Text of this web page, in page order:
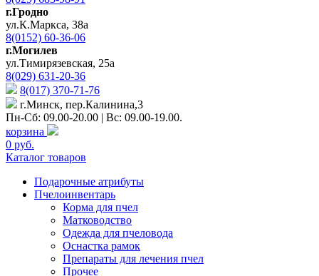
г.Гродно
ул.К.Маркса, 38а
8(0152) 60-36-06
г.Могилев
ул.Тимирязевская, 25а
8(029) 631-20-36
8(017) 370-71-76
г.Минск, пер.Калинина,3
Пн-Сб: 09.00-20.00 | Вс: 09.00-19.00.
корзина
0 руб.
Каталог товаров
Подарочные атрибуты
Пчелоинвентарь
Корма для пчел
Матководство
Одежда для пчеловода
Оснастка рамок
Препараты для лечения пчел
Прочее